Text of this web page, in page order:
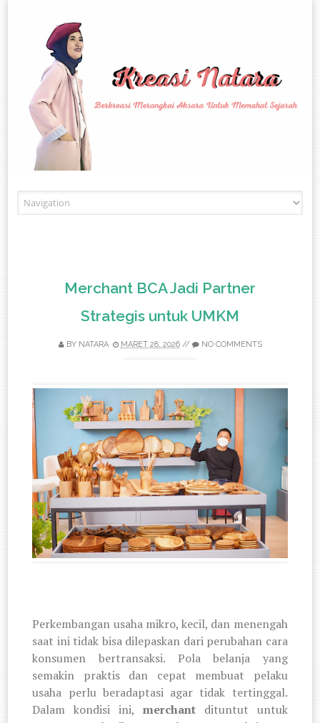
Merchant BCA Jadi Partner
Strategis untuk UMKM
BY NATARA MARET 28, 2026// NO COMMENTS
Perkembangan usaha mikro, kecil, dan menengah
saat ini tidak bisa dilepaskan dari perubahan cara
konsumen bertransaksi. Pola belanja yang
semakin praktis dan cepat membuat pelaku
usaha perlu beradaptasi agar tidak tertinggal.
Dalam kondisi ini, merchantdituntut untuk